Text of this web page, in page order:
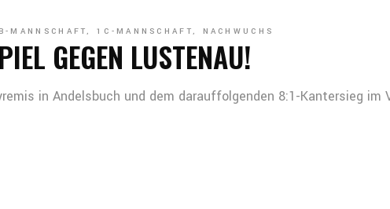
MANNSCHAFT,1C-MANNSCHAFT, NACHWUCHS
GEGEN LUSTENAU!
in Andelsbuch und dem darauffolgenden 8:1-Kantersieg